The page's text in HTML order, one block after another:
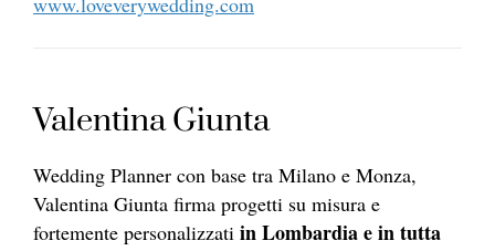
Valentina Giunta
Wedding Planner con base tra Milano e Monza,
Valentina Giunta firma progetti su misura e
fortemente personalizzati in Lombardia e in tutta